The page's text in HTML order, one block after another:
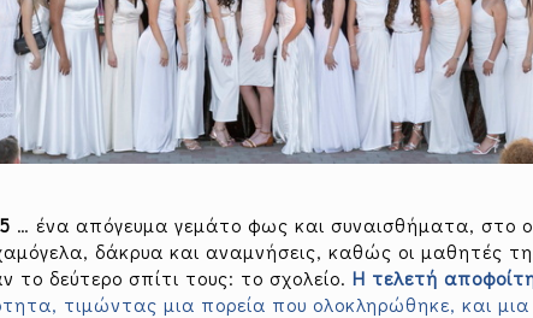
… ένα απόγευμα γεμάτο φως και συναισθήματα, στο
δάκρυα και αναμνήσεις, καθώς οι μαθητές της
το δεύτερο σπίτι τους: το σχολείο.Η τελετή
τιμώντας μια πορεία που ολοκληρώθηκε, και μια